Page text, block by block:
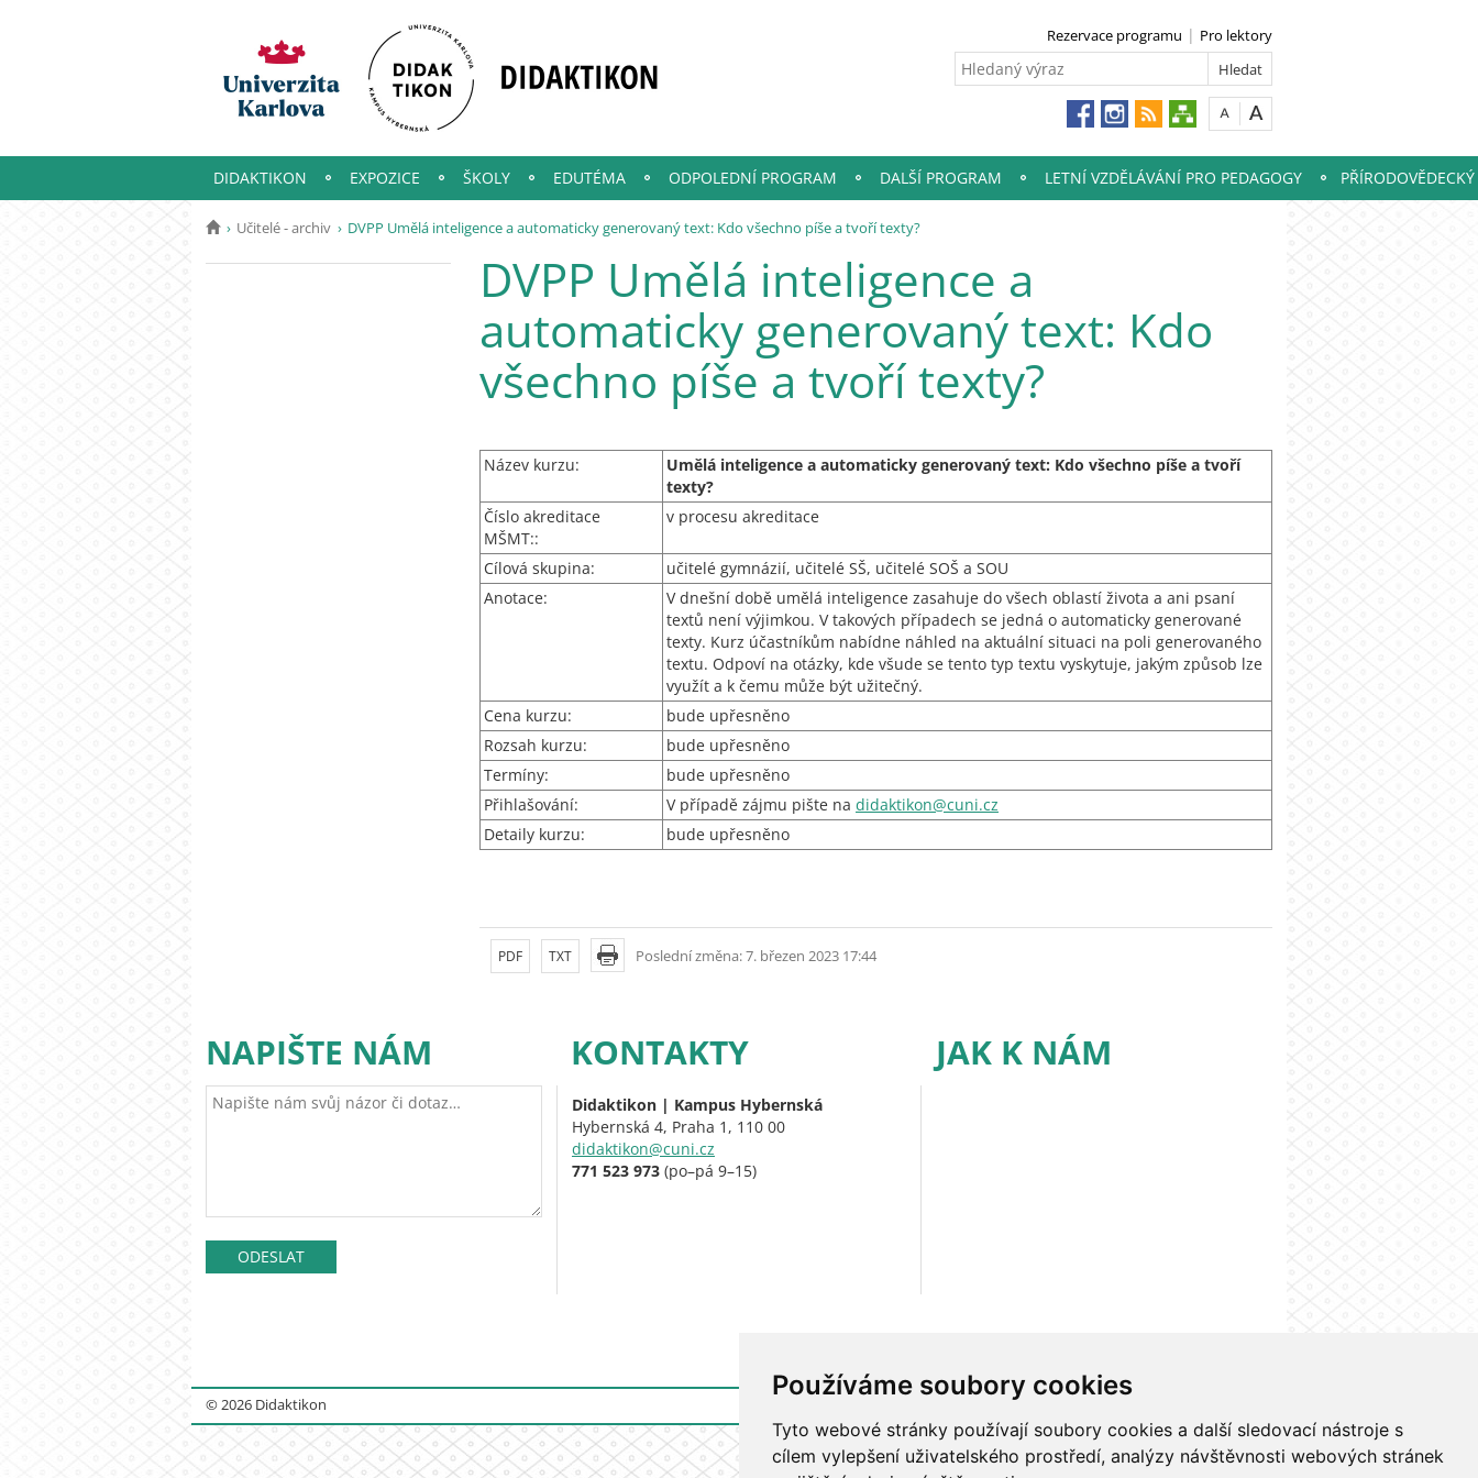
Používáme soubory cookies
Tyto webové stránky používají soubory cookies a další sledovací nástroje s
cílem vylepšení uživatelského prostředí, analýzy návštěvnosti webových stránek
Rezervace programu Pro lektory
DIDAKTIKON EXPOZICE ŠKOLY EDUTÉMA ODPOLEDNÍ PROGRAM DALŠÍ PROGRAM LETNÍ VZDĚLÁVÁNÍ PRO PEDAGOGY
Učitelé - archiv DVPP Umělá inteligence a automaticky generovaný text: Kdo všechno píše a tvoří texty?
DVPP Umělá inteligence a
automaticky generovaný text: Kdo
všechno píše a tvoří texty?
Název kurzu:
Umělá inteligence a automaticky generovaný text: Kdo všechno píše a tvoří
texty?
Číslo akreditace
MŠMT::
v procesu akreditace
Cílová skupina:
učitelé gymnázií, učitelé SŠ, učitelé SOŠ a SOU
Anotace:
V dnešní době umělá inteligence zasahuje do všech oblastí života a ani psaní
textů není výjimkou. V takových případech se jedná o automaticky generované
texty. Kurz účastníkům nabídne náhled na aktuální situaci na poli generovaného
textu. Odpoví na otázky, kde všude se tento typ textu vyskytuje, jakým způsob lze
využít a k čemu může být užitečný.
Cena kurzu:
bude upřesněno
Rozsah kurzu:
bude upřesněno
Termíny:
bude upřesněno
Přihlašování:
V případě zájmu pište na didaktikon@cuni.cz
Detaily kurzu:
bude upřesněno
Poslední změna: 7. březen 2023 17:44
PDF TXT
NAPIŠTE NÁM KONTAKTY
Didaktikon | Kampus Hybernská
Hybernská 4, Praha 1, 110 00
didaktikon@cuni.cz
771 523 973 (po–pá 9–15)
JAK K NÁM
© 2026 Didaktikon Přihlášení do informačního systému UK